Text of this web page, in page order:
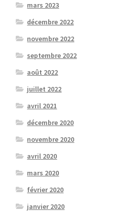
mars 2023
décembre 2022
novembre 2022
septembre 2022
août 2022
juillet 2022
avril 2021
décembre 2020
novembre 2020
avril 2020
mars 2020
février 2020
janvier 2020